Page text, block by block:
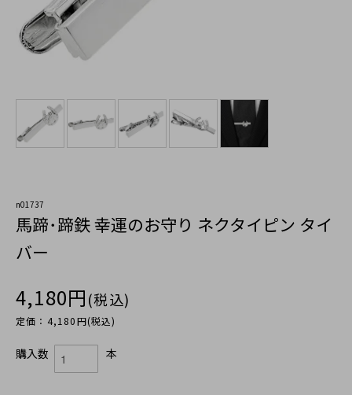
n01737
馬蹄･蹄鉄 幸運のお守り ネクタイピン タイ
バー
4,180円(税込)
定価：4,180円(税込)
購入数 本